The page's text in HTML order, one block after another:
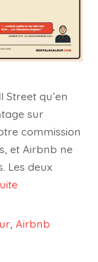
qu’en
sur
commission
et Airbnb ne
Les deux
, Airbnb